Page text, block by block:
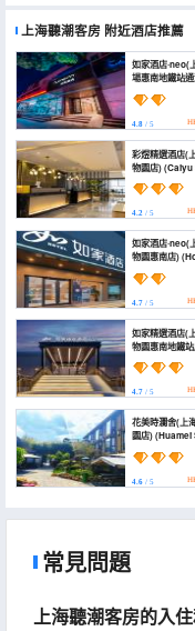
上海聽潮客房 附近酒店推薦
如家酒店·neo(
場惠南地鐵站
(Homeinn · neo
(Shanghai
Airport
Station Tongji
4.8 / 5
彩煜精選酒店(
物園店) (Caiyu Select
Hotel)
4.2 / 5
如家酒店·neo(
物園惠南店) (Homeinn ·
neo (Shanghai
Animal Park
4.7 / 5
如家精選酒店(
物園惠南地鐵
(Homeinn Plus
(Shanghai
Park Huinan
Station))
4.7 / 5
花美時瀾舍(上
園店) (Huamei Shilan
She)
4.6 / 5
常見問題
上海聽潮客房的入